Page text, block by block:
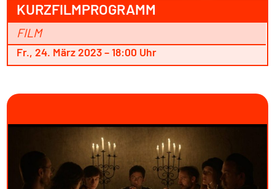
KURZFILMPROGRAMM
FILM
Fr., 24. März 2023 – 18:00 Uhr